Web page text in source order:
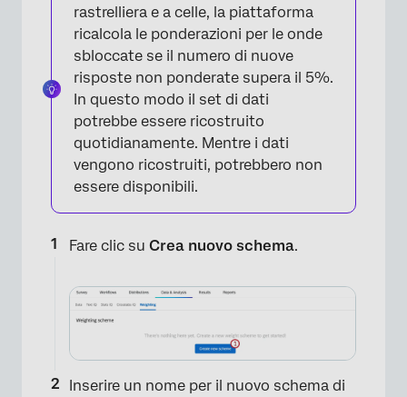
rastrelliera e a celle, la piattaforma
ricalcola le ponderazioni per le onde
sbloccate se il numero di nuove
risposte non ponderate supera il 5%.
In questo modo il set di dati
potrebbe essere ricostruito
quotidianamente. Mentre i dati
vengono ricostruiti, potrebbero non
essere disponibili.
Fare clic su Crea nuovo schema.
Inserire un nome per il nuovo schema di